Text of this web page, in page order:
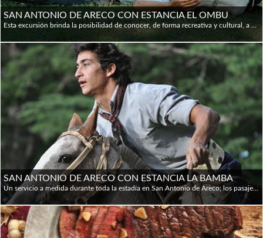
SAN ANTONIO DE ARECO CON ESTANCIA EL OMBU
Esta excursión brinda la posibilidad de conocer, de forma recreativa y cultural, a uno de los últimos pueblos en la Argentina que guardan celosamente sus costumbres y mantienen vivas sus tradiciones, conservando la figura del gaucho como emblema de su identidad. Al medio día, llegan a la Estancia donde se puede apreciar la belleza y simplicidad de la naturaleza pampeana, y aprender sobre la vida rural. Acompañado por los gauchos, van a disfrutar de las diversas actividades que se ofrecen, como montar a caballo o hacer un paseo en sulky, además de presenciar destrezas gauchas y música folclórica. Itinerario: 08.30 hs: Pick up a su hotel en Buenos Aires. 10.00 hs: Recepción en San Antonio de Areco por nuestro guía local, quien los llevará a recorrer las hermosas calles del casco histórico, antiguas pulperías de gauchos, el renombrado Museo gauchesco Ricardo Guiraldes y los tradicionales talleres de artesanos. 12.00 hs: Partiremos rumbo a una exclusiva y genuina Estancia, donde se nos brindará una bienvenida con empanadas criollas y un delicioso asado. Visita de la Estancia acompañados por el guía. Actividades: cabalgatas, paseos en carruaje, música folclórica, y destrezas gauchas. En verano, la Estancia cuenta con una piscina. 16.30 hs: Partida a Buenos Aires.
SAN ANTONIO DE ARECO CON ESTANCIA LA BAMBA
Un servicio a medida durante toda la estadía en San Antonio de Areco; los pasajeros son recibidos por guías locales que muestran los lugares destacados de la ciudad. Luego se visita una de las estancias más antiguas de la Argentina que combina el lujoso confort con la elegancia colonial: La Bamba de Areco. Este es un lugar lleno de historia y tradiciones e ideal para relajarse; se podrá degustar una exquisita comida tradicional y disfrutar las tradiciones gauchas y los deportes ecuestres, entre ellos el Polo. Itinerario: 08.30 hs: Pick-up por el hotel en Buenos Aires. 10.00 hs: Recepción en San Antonio de Areco por un guía local, para recorrer las hermosas calles del casco histórico, antiguas pulperías de gauchos y el renombrado Museo Draghi. Tour de compras (opcional) por los tradicionales talleres de artesanos. 12.00 hs: Partida a la Estancia La Bamba. Almuerzo en la estancia: asado típico. Actividades: cabalgatas, paseos en bicicletas o en sulky, pileta y caminatas al río. 16.30 hs: Partida a Buenos Aires.